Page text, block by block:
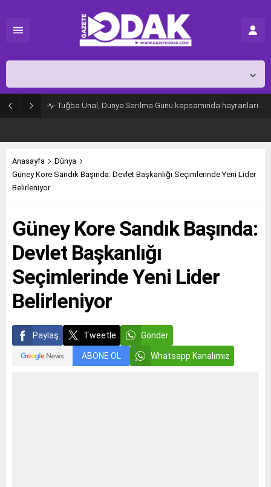
Tuğba Ünal, Dünya Sarılma Günü kapsamında hayranlarıyla buluştu
Anasayfa
Dünya
Güney Kore Sandık Başında: Devlet Başkanlığı Seçimlerinde Yeni Lider
Belirleniyor
Güney Kore Sandık Başında:
Devlet Başkanlığı
Seçimlerinde Yeni Lider
Belirleniyor
Paylaş Tweetle Gönder
ABONE OL Whatsapp Kanalımız